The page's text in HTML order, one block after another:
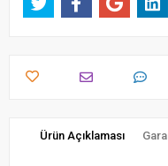
Ürün Açıklaması